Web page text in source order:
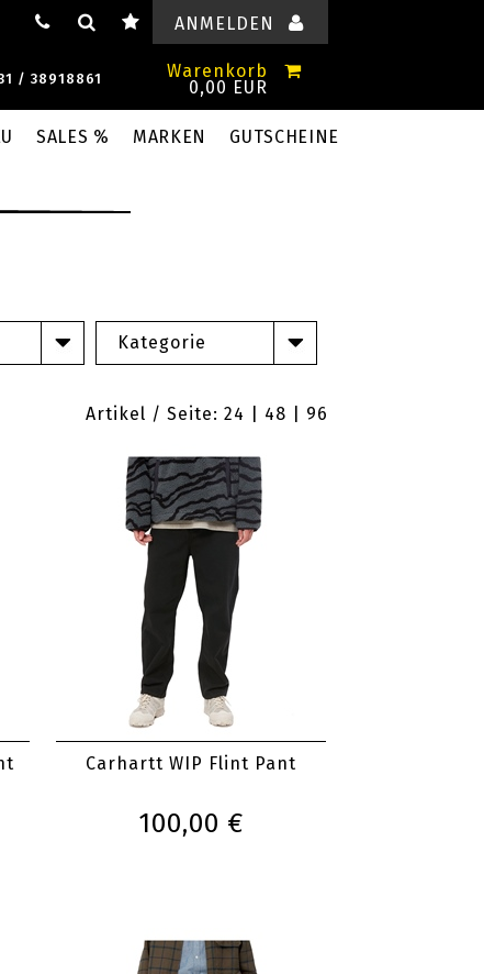
/ 38918861
ANMELDEN
Warenkorb
0,00 EUR
SALES % MARKEN GUTSCHEINE
Kategorie
Artikel / Seite: 24 | 48 96
Carhartt WIP Flint Pant
100,00 €